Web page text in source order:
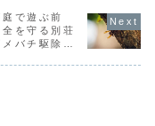
火でも使え
火式ワッフ
カー」をご
ます。火の
き上げるワ
で遊ぶ前
全を守る別荘
バチ駆除体